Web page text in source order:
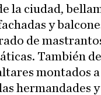
la ciudad,
y
de
También
montados
hermandades